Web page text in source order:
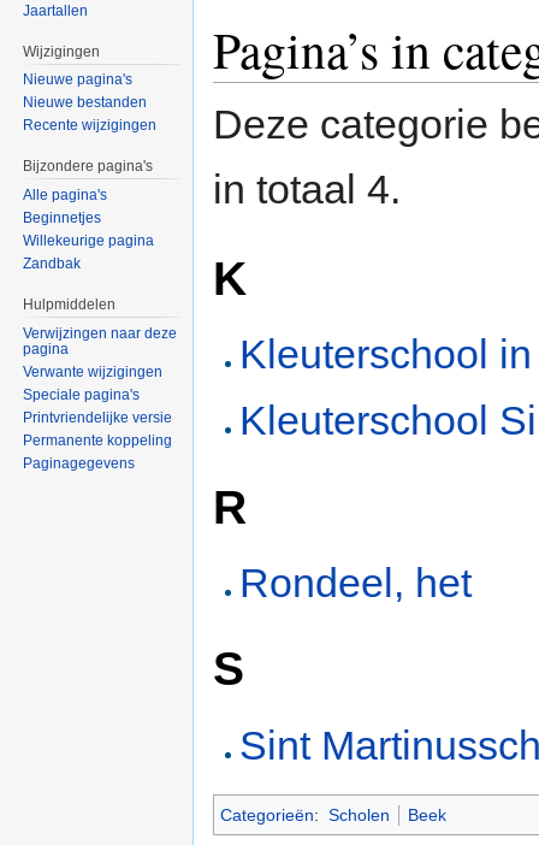
Pagina’s in
Deze categorie
in totaal 4.
K
Kleuterschool
Kleuterschool
R
Rondeel, het
S
Sint
Categorieën: Scholen Beek
Jaartallen
Wijzigingen
Nieuwe pagina's
Nieuwe bestanden
Recente wijzigingen
Bijzondere pagina's
Alle pagina's
Beginnetjes
Willekeurige pagina
Zandbak
Hulpmiddelen
Verwijzingen naar deze
pagina
Verwante wijzigingen
Speciale pagina's
Printvriendelijke versie
Permanente koppeling
Paginagegevens